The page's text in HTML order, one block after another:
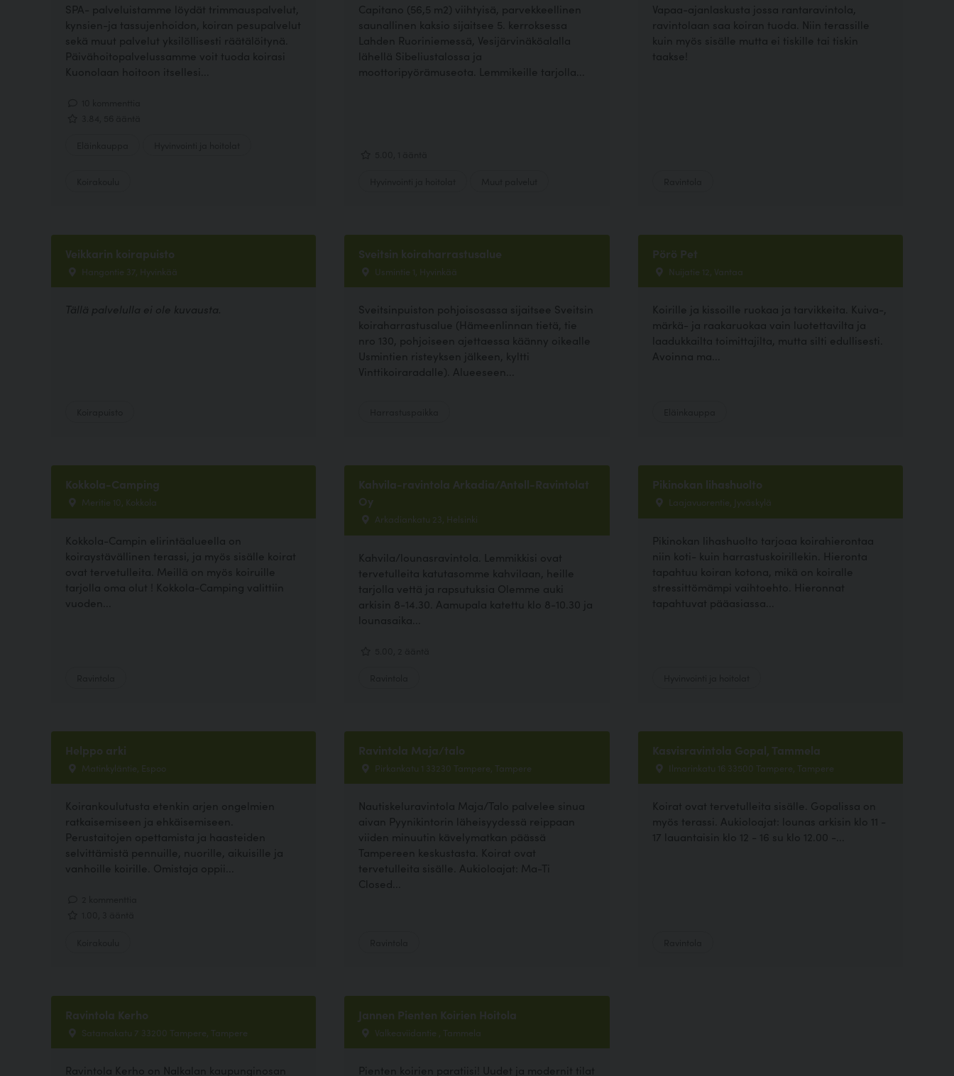
SPA- palveluistamme löydät trimmauspalvelut,
kynsien-ja tassujenhoidon, koiran pesupalvelut
sekä muut palvelut yksilöllisesti räätälöitynä.
Päivähoitopalvelussamme voit tuoda koirasi
Kuonolaan hoitoon itsellesi...
Capitano (56,5 m2) viihtyisä, parvekkeellinen
saunallinen kaksio sijaitsee 5. kerroksessa
Lahden Ruoriniemessä, Vesijärvinäköalalla
lähellä Sibeliustalossa ja
moottoripyörämuseota. Lemmikeille tarjolla...
Vapaa-ajanlaskusta jossa rantaravintola,
ravintolaan saa koiran tuoda. Niin terassille
kuin myös sisälle mutta ei tiskille tai tiskin
taakse!
Veikkarin koirapuisto
Hangontie 37, Hyvinkää
Tällä palvelulla ei ole kuvausta.
Sveitsin koiraharrastusalue
Usmintie 1, Hyvinkää
Sveitsinpuiston pohjoisosassa sijaitsee Sveitsin
koiraharrastusalue (Hämeenlinnan tietä, tie
nro 130, pohjoiseen ajettaessa käänny oikealle
Usmintien risteyksen jälkeen, kyltti
Vinttikoiraradalle). Alueeseen...
Pörö Pet
Nuijatie 12, Vantaa
Koirille ja kissoille ruokaa ja tarvikkeita. Kuiva-,
märkä- ja raakaruokaa vain luotettavilta ja
laadukkailta toimittajilta, mutta silti edullisesti.
Avoinna ma...
Kokkola-Camping
Meritie 10, Kokkola
Kokkola-Campin elirintäalueella on
koiraystävällinen terassi, ja myös sisälle koirat
ovat tervetulleita. Meillä on myös koiruille
tarjolla oma olut ! Kokkola-Camping valittiin
vuoden...
Kahvila-ravintola Arkadia/Antell-Ravintolat
Oy
Arkadiankatu 23, Helsinki
Kahvila/lounasravintola. Lemmikkisi ovat
tervetulleita katutasomme kahvilaan, heille
tarjolla vettä ja rapsutuksia Olemme auki
arkisin 8-14.30. Aamupala katettu klo 8-10.30 ja
lounasaika...
Pikinokan lihashuolto
Laajavuorentie, Jyväskylä
Pikinokan lihashuolto tarjoaa koirahierontaa
niin koti- kuin harrastuskoirillekin. Hieronta
tapahtuu koiran kotona, mikä on koiralle
stressittömämpi vaihtoehto. Hieronnat
tapahtuvat pääasiassa...
Helppo arki
Matinkyläntie, Espoo
Koirankoulutusta etenkin arjen ongelmien
ratkaisemiseen ja ehkäisemiseen.
Perustaitojen opettamista ja haasteiden
selvittämistä pennuille, nuorille, aikuisille ja
vanhoille koirille. Omistaja oppii...
Ravintola Maja/talo
Pirkankatu 1 33230 Tampere, Tampere
Nautiskeluravintola Maja/Talo palvelee sinua
aivan Pyynikintorin läheisyydessä reippaan
viiden minuutin kävelymatkan päässä
Tampereen keskustasta. Koirat ovat
tervetulleita sisälle. Aukioloajat: Ma-Ti
Closed...
Kasvisravintola Gopal, Tammela
Ilmarinkatu 16 33500 Tampere, Tampere
Koirat ovat tervetulleita sisälle. Gopalissa on
myös terassi. Aukioloajat: lounas arkisin klo 11 -
17 lauantaisin klo 12 - 16 su klo 12.00 -...
Ravintola Kerho
Satamakatu 7 33200 Tampere, Tampere
Ravintola Kerho on Nalkalan kaupunginosan
Jannen Pienten Koirien Hoitola
Valkeaviidantie , Tammela
Pienten koirien paratiisi! Uudet ja modernit tilat